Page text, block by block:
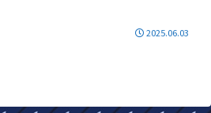
2025.06.03